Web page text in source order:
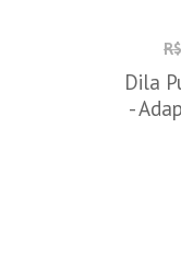
Dila
-